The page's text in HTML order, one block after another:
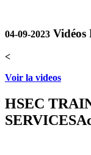
04-09-2023 Vidéos
<
Voir la videos
HSEC
SERVICES